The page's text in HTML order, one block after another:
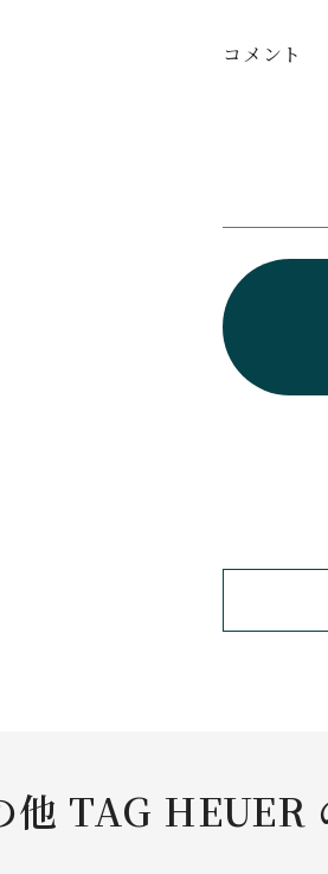
コメント
他 TAG HEUER